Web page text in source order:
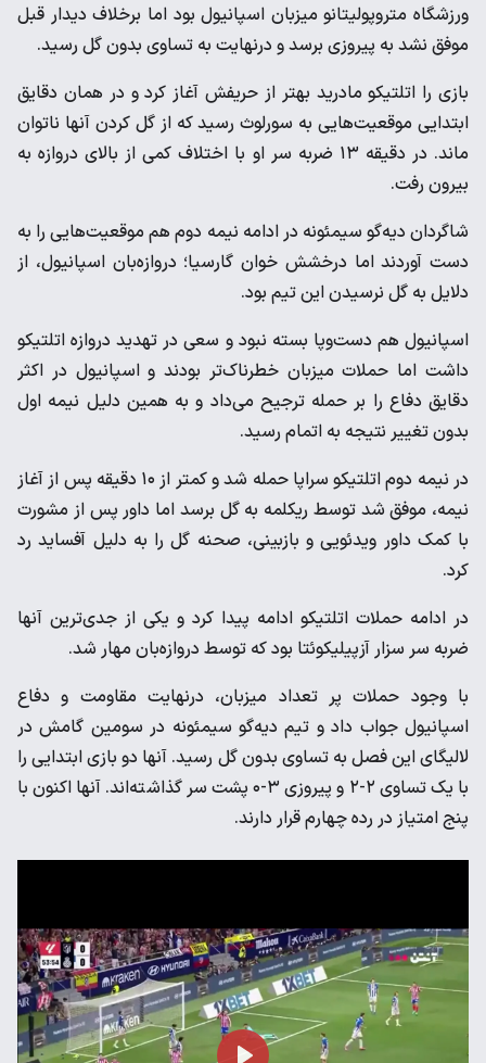
ورزشگاه متروپولیتانو میزبان اسپانیول بود اما برخلاف دیدار قبل
موفق نشد به پیروزی برسد و درنهایت به تساوی بدون گل رسید.
بازی را اتلتیکو مادرید بهتر از حریفش آغاز کرد و در همان دقایق
ابتدایی موقعیت‌هایی به سورلوث رسید که از گل کردن آنها ناتوان
ماند. در دقیقه ۱۳ ضربه سر او با اختلاف کمی از بالای دروازه به
بیرون رفت.
شاگردان دیه‌گو سیمئونه در ادامه نیمه دوم هم موقعیت‌هایی را به
دست آوردند اما درخشش خوان گارسیا؛ دروازه‌بان اسپانیول، از
دلایل به گل نرسیدن این تیم بود.
اسپانیول هم دست‌وپا بسته نبود و سعی در تهدید دروازه اتلتیکو
داشت اما حملات میزبان خطرناک‌تر بودند و اسپانیول در اکثر
دقایق دفاع را بر حمله ترجیح می‌داد و به همین دلیل نیمه اول
بدون تغییر نتیجه به اتمام رسید.
در نیمه دوم اتلتیکو سراپا حمله شد و کمتر از ۱۰ دقیقه پس از آغاز
نیمه، موفق شد توسط ریکلمه به گل برسد اما داور پس از مشورت
با کمک داور ویدئویی و بازبینی، صحنه گل را به دلیل آفساید رد
کرد.
در ادامه حملات اتلتیکو ادامه پیدا کرد و یکی از جدی‌ترین آنها
ضربه سر سزار آزپیلیکوئتا بود که توسط دروازه‌بان مهار شد.
با وجود حملات پر تعداد میزبان، درنهایت مقاومت و دفاع
اسپانیول جواب داد و تیم دیه‌گو سیمئونه در سومین گامش در
لالیگای این فصل به تساوی بدون گل رسید. آنها دو بازی ابتدایی را
با یک تساوی ۲-۲ و پیروزی ۳-۰ پشت سر گذاشته‌اند. آنها اکنون با
پنج امتیاز در رده چهارم قرار دارند.